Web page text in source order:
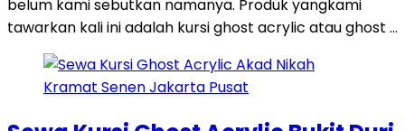
belum kami sebutkan namanya. Produk yangkami
tawarkan kali ini adalah kursi ghost acrylic atau ghost …